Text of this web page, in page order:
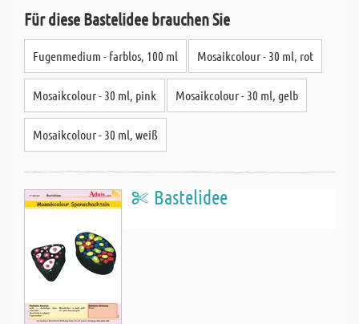
Für diese Bastelidee brauchen Sie
Fugenmedium - farblos, 100 ml Mosaikcolour - 30 ml, rot
Mosaikcolour - 30 ml, pink Mosaikcolour - 30 ml, gelb
Mosaikcolour - 30 ml, weiß
Bastelidee